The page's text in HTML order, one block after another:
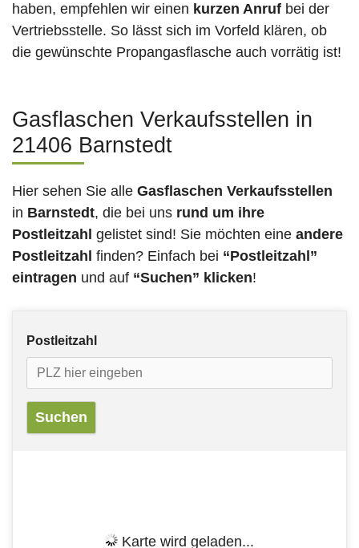
haben, empfehlen wir einen kurzen Anruf bei der
Vertriebsstelle. So lässt sich im Vorfeld klären, ob
die gewünschte Propangasflasche auch vorrätig ist!
Gasflaschen Verkaufsstellen in
21406 Barnstedt
Hier sehen Sie alle Gasflaschen Verkaufsstellen
in Barnstedt, die bei uns rund um ihre
Postleitzahl gelistet sind! Sie möchten eine andere
Postleitzahl finden? Einfach bei “Postleitzahl”
eintragen und auf “Suchen” klicken!
Postleitzahl
Karte wird geladen...